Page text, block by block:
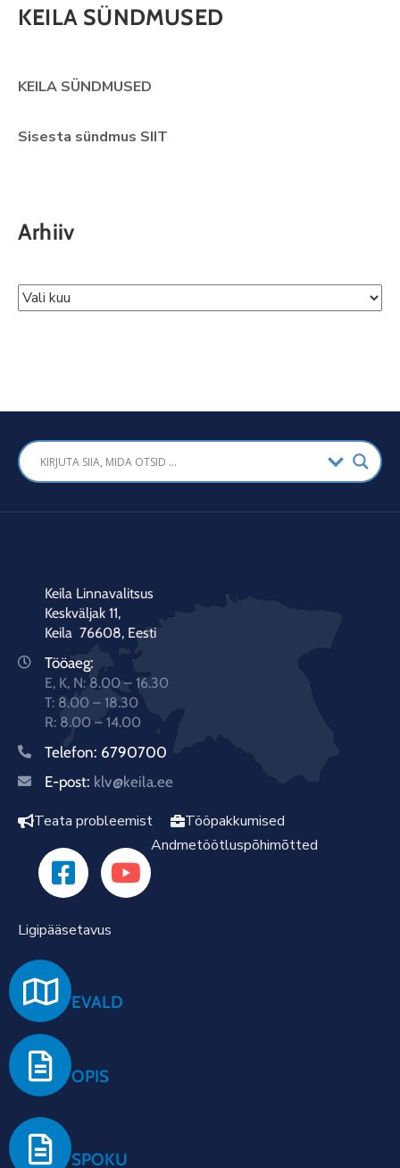
KEILA SÜNDMUSED
KEILA SÜNDMUSED
Sisesta sündmus SIIT
Arhiiv
Keila Linnavalitsus
Keskväljak 11,
Keila 76608, Eesti
Tööaeg:
E, K, N: 8.00 – 16.30
T: 8.00 – 18.30
R: 8.00 – 14.00
Telefon: 6790700
E-post: klv@keila.ee
Teata probleemist
Tööpakkumised
Andmetöötluspõhimõtted
Ligipääsetavus
EVALD
OPIS
SPOKU